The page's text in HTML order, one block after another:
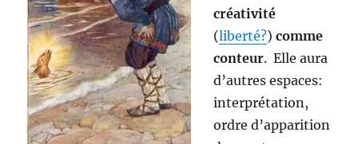
créativité
(liberté?) comme
conteur. Elle aura
d’autres espaces:
interprétation,
ordre d’apparition